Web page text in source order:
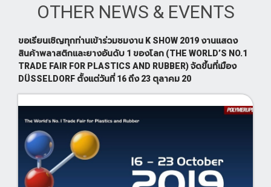
OTHER NEWS & EVENTS
ขอเรียนเชิญทุกท่านเข้าร่วมชมงาน K SHOW 2019 งานแสดง
สินค้าพลาสติกและยางอันดับ 1 ของโลก (THE WORLD’S NO.1
TRADE FAIR FOR PLASTICS AND RUBBER) จัดขึ้นที่เมือง
DÜSSELDORF ตั้งแต่วันที่ 16 ถึง 23 ตุลาคม 20